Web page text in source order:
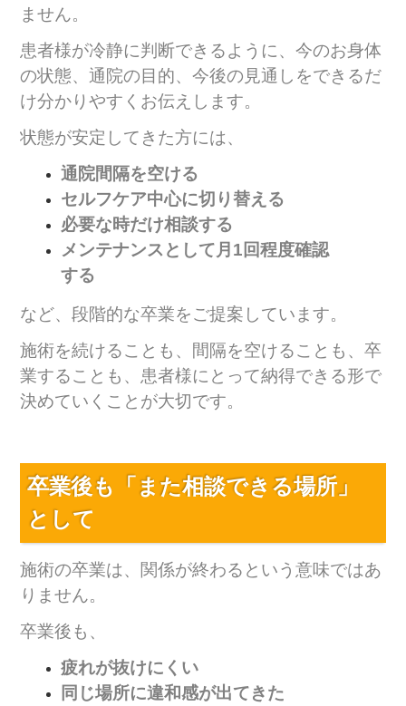
ません。
患者様が冷静に判断できるように、今のお身体
の状態、通院の目的、今後の見通しをできるだ
け分かりやすくお伝えします。
状態が安定してきた方には、
通院間隔を空ける
セルフケア中心に切り替える
必要な時だけ相談する
メンテナンスとして月1回程度確認
する
など、段階的な卒業をご提案しています。
施術を続けることも、間隔を空けることも、卒
業することも、患者様にとって納得できる形で
決めていくことが大切です。
卒業後も「また相談できる場所」
として
施術の卒業は、関係が終わるという意味ではあ
りません。
卒業後も、
疲れが抜けにくい
同じ場所に違和感が出てきた